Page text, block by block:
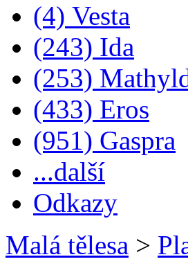
(4) Vesta
(243) Ida
(253)
(433) Eros
(951) Gaspra
...další
Odkazy
Malá tělesa >